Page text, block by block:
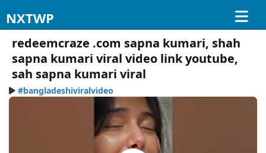
NXTWP
redeemcraze .com sapna kumari, shah
sapna kumari viral video link youtube,
sah sapna kumari viral
#bangladeshiviralvideo